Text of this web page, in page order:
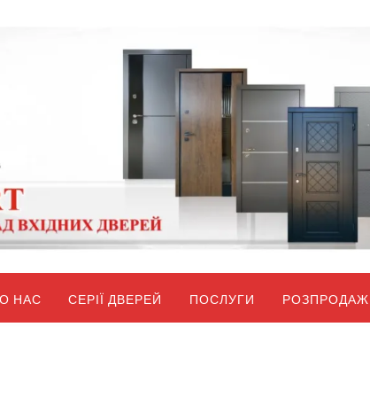
НАС СЕРІЇ ДВЕРЕЙ ПОСЛУГИ РОЗПРОДАЖ